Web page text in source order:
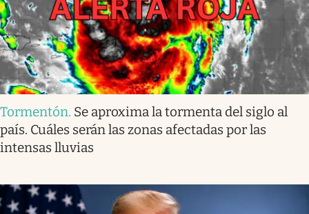
Tormentón. Se aproxima la tormenta del siglo al
país. Cuáles serán las zonas afectadas por las
intensas lluvias